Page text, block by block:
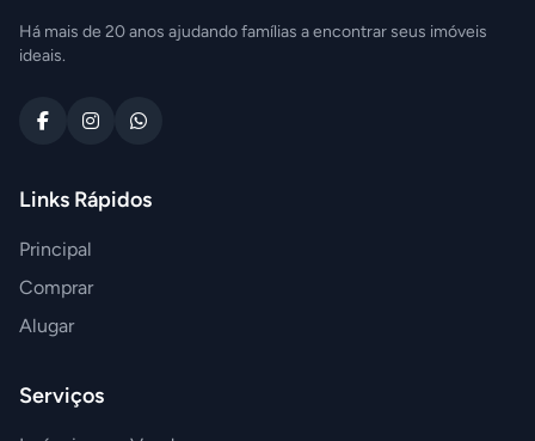
Há mais de 20 anos ajudando famílias a encontrar seus imóveis
ideais.
Links Rápidos
Principal
Comprar
Alugar
Serviços